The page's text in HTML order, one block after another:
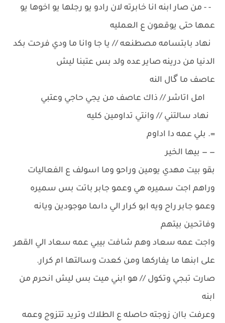
- - من صار ابنه انا خابرته لان رادو يو رجلها يو اخوها يو
عمها حتى يوقعون ع العمليه
نهاد بابتسامه مصطنعه // يا جا وانا ما ودي فرحت بكد
الدنيا من درينه صاير عده ولد بس عتبنا ليش
عاصف ما گال النه
امل اتاشر // ذاك عاصف من يجي حاجي وعتبي
نهاد سالتني // وانتي تداومين كليه
=. بلي عمه دا اداوم
— — بيها الخير
بقو بيت مهدي يومين وراحو وما اسولف ع الفعاليات
وراهم اجت سميره هي وعمو جابر باتت بس سميره
وعمو جابر راح ويه ابو كرار الي داىما موجودين ويانه
وفاتحين بيتهم
واجت عمه سعاد وهم شافت بيبي عمه سعاد الي القهر
على ابنها ما يفاركها ومن كعدت وسالتها ام كرار.
صارت تبجي وتكول // هو ابني ميت بس ليش انحرم من
ابنه
وعرفت باان زوجته حاصله ع الطلاك وتريد تتزوج وعمه